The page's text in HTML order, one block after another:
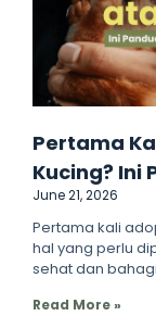
Pertama
Kucing? Ini
June 21, 2026
Pertama kali
hal yang perlu
sehat dan
Read More »